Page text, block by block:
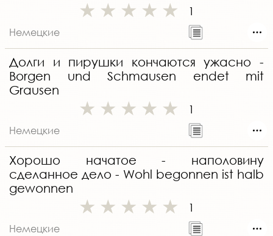
1
Немецкие
Долги и пирушки кончаются ужасно -
Borgen und Schmausen endet mit
Grausen
1
Немецкие
Хорошо начатое - наполовину
сделанное дело - Wohl begonnen ist halb
gewonnen
1
Немецкие